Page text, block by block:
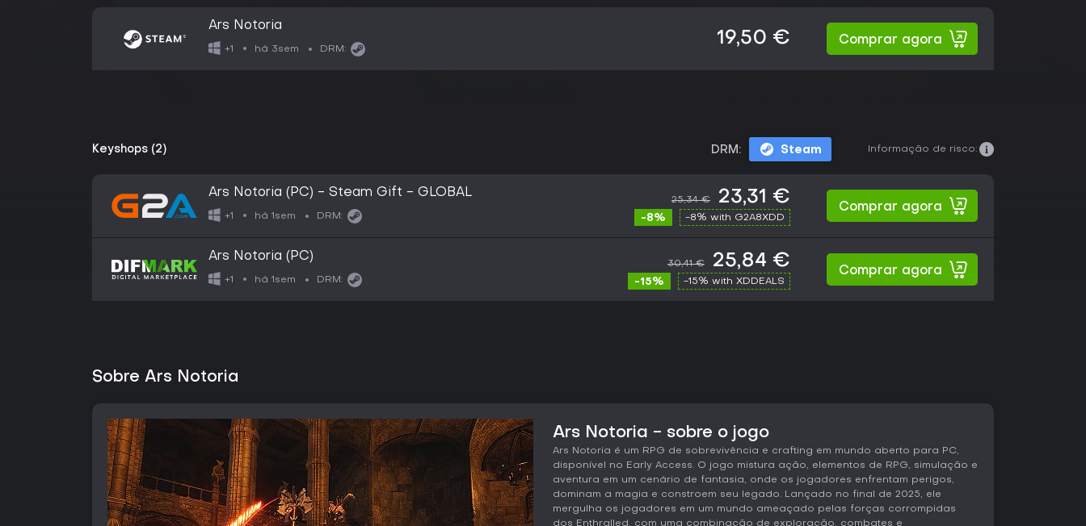
Ars Notoria
+1 há 3sem DRM:
19,50 € Comprar agora
Keyshops (2) DRM: Steam Informação de risco:
Ars Notoria (PC) - Steam Gift - GLOBAL
+1 há 1sem DRM:
25,34 € 23,31 €
-8% -8% with G2A8XDD
Comprar agora
Ars Notoria (PC)
+1 há 1sem DRM:
30,41 € 25,84 €
-15% -15% with XDDEALS
Comprar agora
Sobre Ars Notoria
Ars Notoria - sobre o jogo
Ars Notoria é um RPG de sobrevivência e crafting em mundo aberto para PC,
disponível no Early Access. O jogo mistura ação, elementos de RPG, simulação e
aventura em um cenário de fantasia, onde os jogadores enfrentam perigos,
dominam a magia e constroem seu legado. Lançado no final de 2025, ele
mergulha os jogadores em um mundo ameaçado pelas forças corrompidas
dos Enthralled, com uma combinação de exploração, combates e